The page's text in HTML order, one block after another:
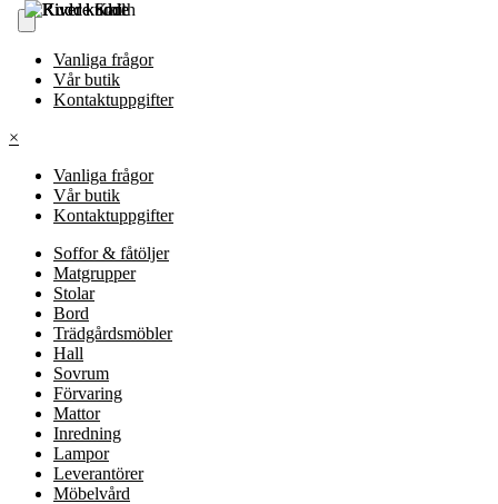
Vanliga frågor
Vår butik
Kontaktuppgifter
×
Vanliga frågor
Vår butik
Kontaktuppgifter
Soffor & fåtöljer
Matgrupper
Stolar
Bord
Trädgårdsmöbler
Hall
Sovrum
Förvaring
Mattor
Inredning
Lampor
Leverantörer
Möbelvård